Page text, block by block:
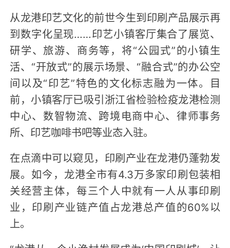
从龙港印艺文化的前世今生到印刷产品展示再
到数字化呈现……印艺小镇客厅集合了展览、
研学、旅游、商务等，将“公园式”的小镇生
活、“开放式”的展示场景、“融合式”的办公空
间以及“印艺”特色的文化标志融为一体。目
前，小镇客厅已吸引浙江省检验检疫龙港检测
中心、数智物流、跨境电商中心、律师事务
所、印艺咖啡书吧等业态入驻。
在点滴中可以窥见，印刷产业在龙港仍蓬勃发
展。如今，龙港全市有4.3万多家印刷包装相
关经营主体，每三个人中就有一人从事印刷
业，印刷产业链产值占龙港总产值的60%以
上。